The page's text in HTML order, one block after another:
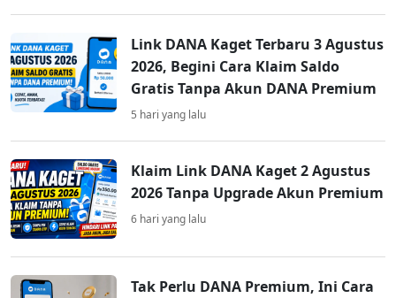
Link DANA Kaget Terbaru 3 Agustus
2026, Begini Cara Klaim Saldo
Gratis Tanpa Akun DANA Premium
5 hari yang lalu
Klaim Link DANA Kaget 2 Agustus
2026 Tanpa Upgrade Akun Premium
6 hari yang lalu
Tak Perlu DANA Premium, Ini Cara